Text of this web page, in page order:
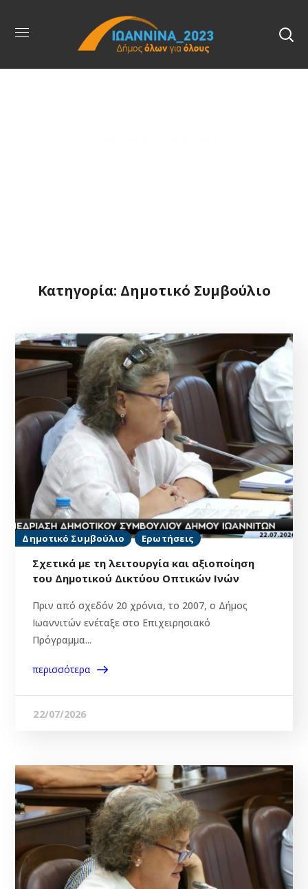
Κατηγορία: Δημοτικό Συμβούλιο
Δημοτικό Συμβούλιο Ερωτήσεις
Σχετικά με τη λειτουργία και αξιοποίηση
του Δημοτικού Δικτύου Οπτικών Ινών
Πριν από σχεδόν 20 χρόνια, το 2007, ο Δήμος
Ιωαννιτών ενέταξε στο Επιχειρησιακό
Πρόγραμμα...
περισσότερα
22/07/2026